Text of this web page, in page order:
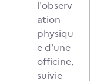
l'observ
ation
physiqu
e d'une
officine,
suivie